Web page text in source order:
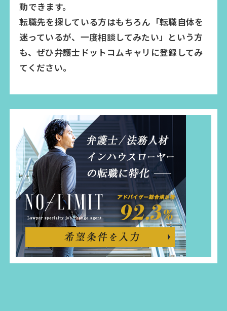
動できます。
転職先を探している方はもちろん「転職自体を
迷っているが、一度相談してみたい」という方
も、ぜひ弁護士ドットコムキャリに登録してみ
てください。